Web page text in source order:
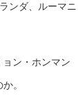
ンダ、ルーマニ
ン・ホンマン
。